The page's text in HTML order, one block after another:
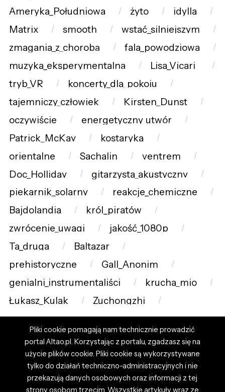
Ameryka_Południowa
żyto
idylla
Matrix
smooth
wstać_silniejszym
zmagania_z_chorobą
fala_powodziowa
muzyka_eksperymentalna
Lisa_Vicari_
tryb_VR
koncerty_dla_pokoju
tajemniczy_człowiek
Kirsten_Dunst
oczywiście
energetyczny_utwór
Patrick_McKay
kostaryka
orientalne
Sachalin
ventrem
Doc_Holliday
gitarzysta_akustyczny
piekarnik_solarny
reakcje_chemiczne
Bajdolandia
król_piratów
zwrócenie_uwagi
jakość_1080p
Ta_druga
Baltazar
prehistoryczne
Gall_Anonim
genialni_instrumentaliści
krucha_mio
Łukasz_Kulak
Zuchongzhi
Pliki cookie pomagają nam technicznie prowadzić
portal Altao.pl. Korzystając z portalu, zgadzasz się na
użycie plików cookie. Pliki cookie są wykorzystywane
tylko do działań techniczno-administracyjnych i nie
przekazują danych osobowych oraz informacji z tej
strony osobom trzecim. Wszystkie artykuły wraz ze